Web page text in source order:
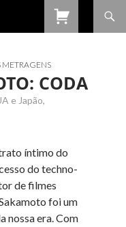
METRAGENS
CODA
e Japão,
íntimo do
do techno-
de filmes
foi um
nossa era. Com